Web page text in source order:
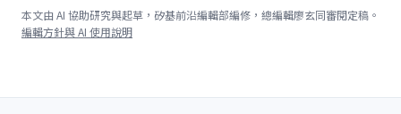
本文由 AI 協助研究與起草，矽基前沿編輯部編修，總編輯廖玄同審閱定稿。
編輯方針與 AI 使用說明